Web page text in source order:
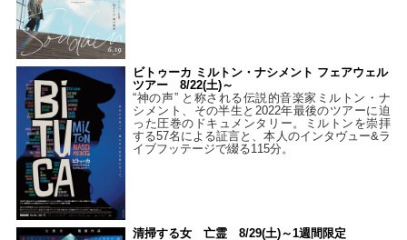
ビトゥーカ ミルトン・ナシメント フェアウェル
ツアー 8/22(土)～
“神の声” と称される伝説的音楽家ミルトン・ナ
シメント、その半生と2022年最後のツアーに迫
った圧巻のドキュメンタリー。ミルトンを崇拝
する57名による証言と、本人のインタヴュー&ラ
イブフッテージで綴る115分。
清掃する女 亡霊 8/29(土)～1週間限定